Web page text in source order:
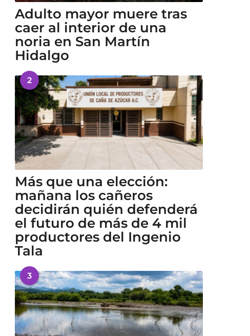
Adulto mayor muere tras
caer al interior de una
noria en San Martín
Hidalgo
2
Más que una elección:
mañana los cañeros
decidirán quién defenderá
el futuro de más de 4 mil
productores del Ingenio
Tala
3